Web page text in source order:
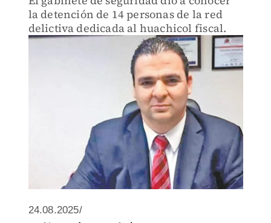
la detención de 14 personas de la red
delictiva dedicada al huachicol fiscal.
24.08.2025/